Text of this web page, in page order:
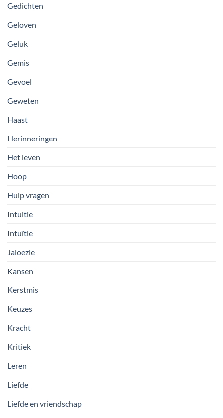
Gedichten
Geloven
Geluk
Gemis
Gevoel
Geweten
Haast
Herinneringen
Het leven
Hoop
Hulp vragen
Intuitie
Intuïtie
Jaloezie
Kansen
Kerstmis
Keuzes
Kracht
Kritiek
Leren
Liefde
Liefde en vriendschap